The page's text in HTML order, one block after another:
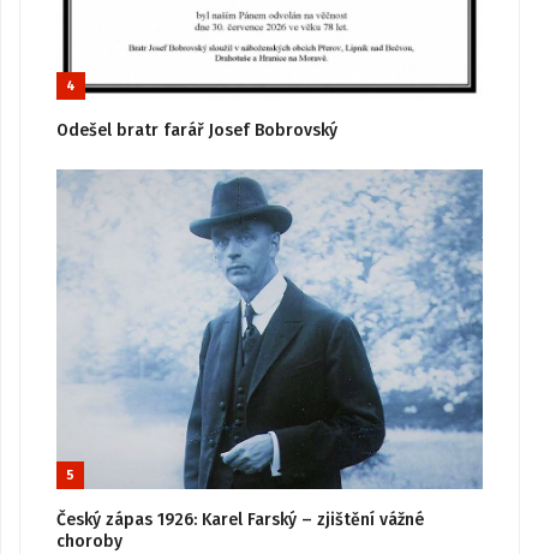
4
Odešel bratr farář Josef Bobrovský
5
Český zápas 1926: Karel Farský – zjištění vážné
choroby